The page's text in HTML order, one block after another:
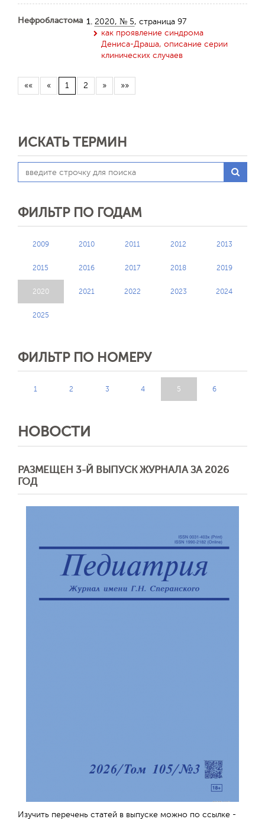
Нефробластома 1. 2020, № 5, страница 97
как проявление синдрома
Дениса-Драша, описание серии
клинических случаев
«« « 1 2 » »»
ИСКАТЬ ТЕРМИН
ФИЛЬТР ПО ГОДАМ
2009 2010 2011 2012 2013
2015 2016 2017 2018 2019
2020 2021 2022 2023 2024
2025
ФИЛЬТР ПО НОМЕРУ
1 2 3 4 5 6
НОВОСТИ
РАЗМЕЩЕН 3-Й ВЫПУСК ЖУРНАЛА ЗА 2026
ГОД
Изучить перечень статей в выпуске можно по ссылке -